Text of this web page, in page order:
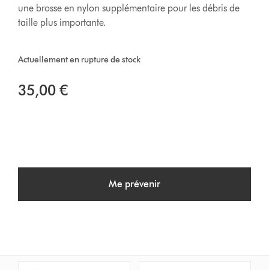
une brosse en nylon supplémentaire pour les débris de
taille plus importante.
Actuellement en rupture de stock
35,00 €
Me prévenir